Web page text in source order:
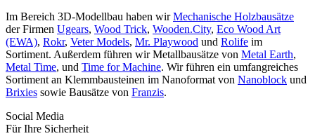
Im Bereich 3D-Modellbau haben wirMechanische Holzbausätze
der Firmen Ugears, Wood Trick, Wooden.City, Eco Wood Art
(EWA), Rokr, Veter Models, Mr. Playwood und Rolife im
Sortiment. Außerdem führen wir Metallbausätze von Metal Earth,
Metal Time, und Time for Machine. Wir führen ein umfangreiches
Sortiment an Klemmbausteinen im Nanoformat von Nanoblock und
Brixies sowie Bausätze von Franzis.
Social Media
Für Ihre Sicherheit